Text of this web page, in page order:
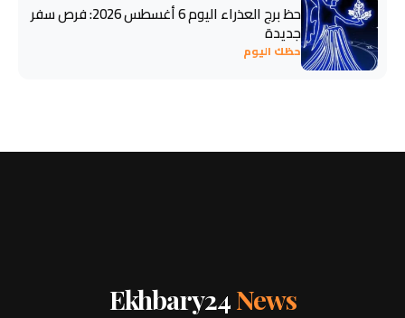
حظ برج العذراء اليوم 6 أغسطس 2026: فرص سفر
جديدة
حظك اليوم
Ekhbary24News